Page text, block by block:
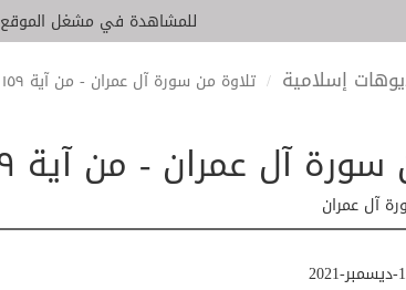
للمشاهدة في مشغل الموقع
إسلامية تلاوة من سورة آل عمران - من آية ١٥٩ إلى ١٦٤
آل عمران - من آية ١٥٩ إلى ١٦٤
آل عمران